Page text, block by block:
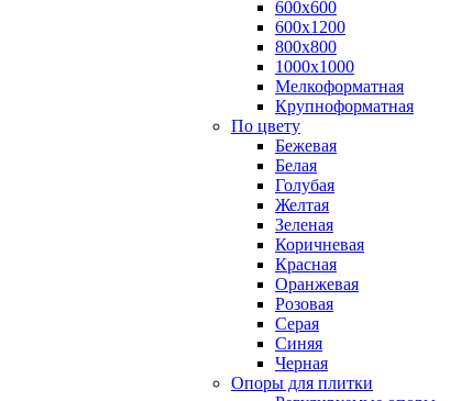
600х600
600х1200
800х800
1000х1000
Мелкоформатная
Крупноформатная
По цвету
Бежевая
Белая
Голубая
Желтая
Зеленая
Коричневая
Красная
Оранжевая
Розовая
Серая
Синяя
Черная
Опоры для плитки